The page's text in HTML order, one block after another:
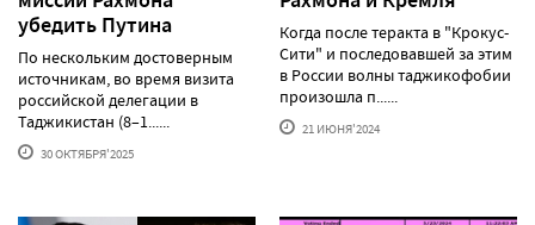
убедить Путина
По нескольким достоверным
источникам, во время визита
российской делегации в
Таджикистан (8–1......
30 ОКТЯБРЯ'2025
Когда после теракта в "Крокус-
Сити" и последовавшей за этим
в России волны таджикофобии
произошла п......
21 ИЮНЯ'2024